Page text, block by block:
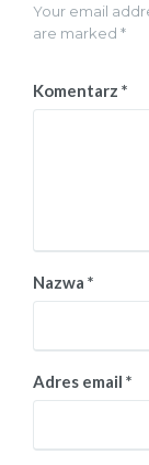
Your email
are marked *
Komentarz *
Nazwa *
Adres email *